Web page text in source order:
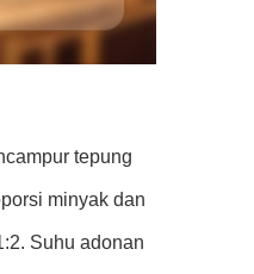
tepung
minyak dan
Suhu adonan